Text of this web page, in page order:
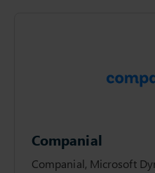
Companial
Companial, Microsoft